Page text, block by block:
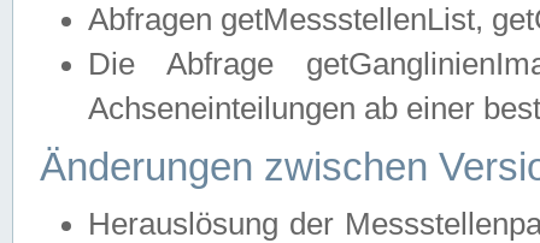
Abfragen getMessstellenList,
Die Abfrage
Achseneinteilungen ab einer
Änderungen zwischen
Herauslösung der